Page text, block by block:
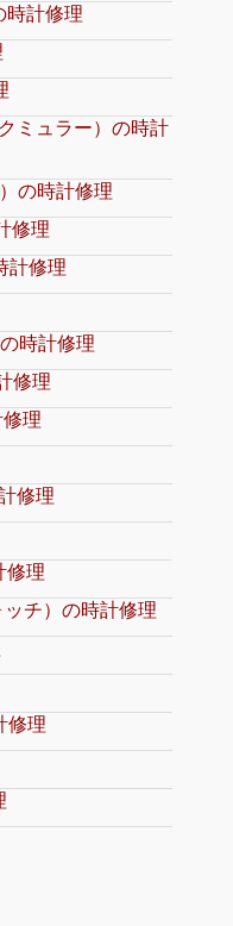
時計修理
ミュラー）の時計
の時計修理
修理
計修理
時計修理
修理
理
修理
修理
チ）の時計修理
修理